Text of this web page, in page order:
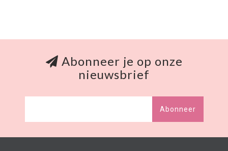
Abonneer je op onze
nieuwsbrief
Abonneer